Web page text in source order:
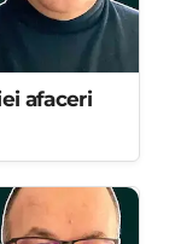
afaceri